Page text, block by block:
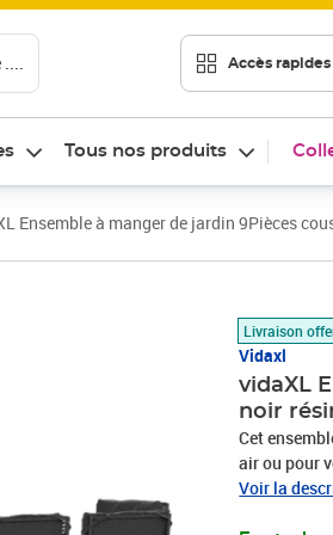
.... Accès rapides
Tous nos produits
Ensemble à manger de jardin 9Pièces
Livraison
Vidaxl
vidaXL
noir
Cet
air ou pour
la résine
Voir la
Prix barré
Prix 1